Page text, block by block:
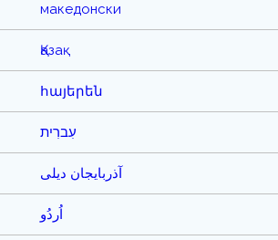
македонски
Қазақ
հայերեն
עִברִית
آذربایجان دیلی
اُردُو